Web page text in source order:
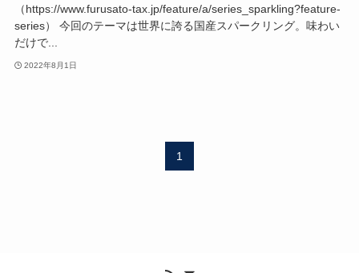
（https://www.furusato-tax.jp/feature/a/series_sparkling?feature-
series） 今回のテーマは世界に誇る国産スパークリング。味わい
だけで...
2022年8月1日
1